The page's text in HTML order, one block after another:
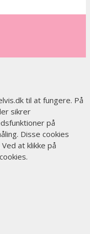
til at fungere. På
sikrer
på
Disse cookies
at klikke på